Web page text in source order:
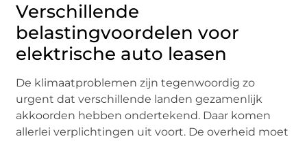
Verschillende
belastingvoordelen voor
elektrische auto leasen
De klimaatproblemen zijn tegenwoordig zo
urgent dat verschillende landen gezamenlijk
akkoorden hebben ondertekend. Daar komen
allerlei verplichtingen uit voort. De overheid moet